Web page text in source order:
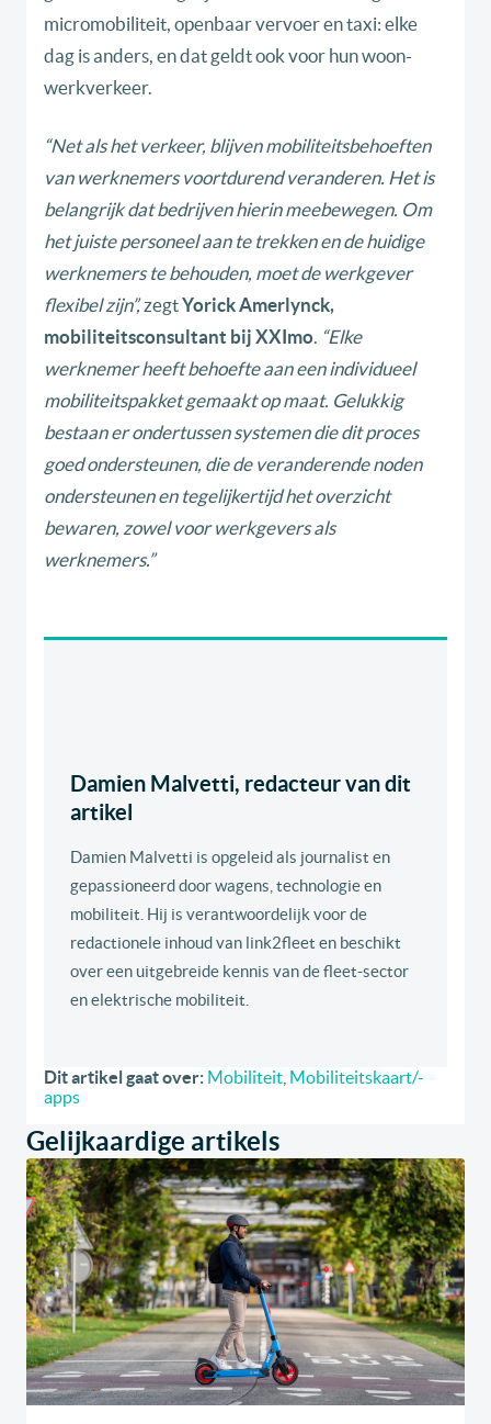
micromobiliteit, openbaar vervoer en taxi: elke
dag is anders, en dat geldt ook voor hun woon-
werkverkeer.
“Net als het verkeer, blijven mobiliteitsbehoeften
van werknemers voortdurend veranderen. Het is
belangrijk dat bedrijven hierin meebewegen. Om
het juiste personeel aan te trekken en de huidige
werknemers te behouden, moet de werkgever
flexibel zijn”,zegtYorick Amerlynck,
mobiliteitsconsultant bij XXImo. “Elke
werknemer heeft behoefte aan een individueel
mobiliteitspakket gemaakt op maat. Gelukkig
bestaan er ondertussen systemen die dit proces
goed ondersteunen, die de veranderende noden
ondersteunen en tegelijkertijd het overzicht
bewaren, zowel voor werkgevers als
werknemers.”
Damien Malvetti, redacteur van dit
artikel
Damien Malvetti is opgeleid als journalist en
gepassioneerd door wagens, technologie en
mobiliteit. Hij is verantwoordelijk voor de
redactionele inhoud van link2fleet en beschikt
over een uitgebreide kennis van de fleet-sector
en elektrische mobiliteit.
Dit artikel gaat over: Mobiliteit Mobiliteitskaart/-
apps
Gelijkaardige artikels